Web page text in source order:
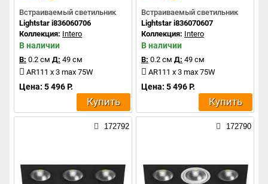
Встраиваемый светильник
Lightstar i836060706
Коллекция: Intero
В наличии
В: 0.2 см Д: 49 см
AR111 x 3 max 75W
Цена: 5 496 Р.
Купить
Встраиваемый светильник
Lightstar i836070607
Коллекция: Intero
В наличии
В: 0.2 см Д: 49 см
AR111 x 3 max 75W
Цена: 5 496 Р.
Купить
172792 172790